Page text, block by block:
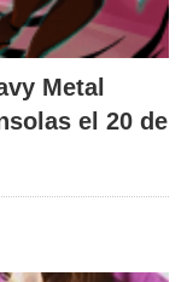
Metal
el 20 de